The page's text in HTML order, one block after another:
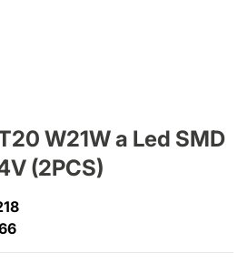
W21W a Led SMD
(2PCS)